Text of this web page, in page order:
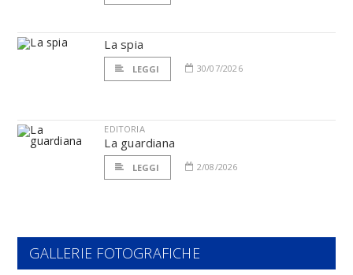
La spia
LEGGI 30/07/2026
EDITORIA
La guardiana
LEGGI 2/08/2026
GALLERIE FOTOGRAFICHE